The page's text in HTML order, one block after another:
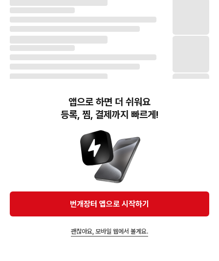
앱에서 구매하기
번개장터(주) 사업자정보, 이용약관 및 기타 법적고지
번개장터㈜는 통신판매중개자이며, 통신판매의 당사자가 아닙니다. 전자상거래 등에서의
소비자보호에 관한 법률 등 관련 법령 및 번개장터㈜의 약관에 따라 상품, 상품정보, 거래에 관한 책임은
개별 판매자에게 귀속하고, 번개장터㈜는 원칙적으로 회원간 거래에 대하여 책임을 지지 않습니다.
다만, 번개장터㈜가 직접 판매하는 상품에 대한 책임은 번개장터㈜에게 귀속합니다.
APP 다운로드
앱으로 하면 더 쉬워요
등록, 찜, 결제까지 빠르게!
번개장터 앱으로 시작하기
괜찮아요, 모바일 웹에서 볼게요.